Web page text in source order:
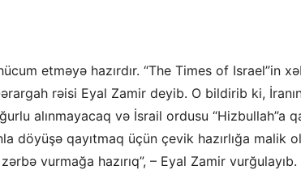
etməyə hazırdır. “The Times of Israel”in
rəisi Eyal Zamir deyib. O bildirib ki,
alınmayacaq və İsrail ordusu “Hizbullah”a
döyüşə qayıtmaq üçün çevik hazırlığa malik
vurmağa hazırıq”, – Eyal Zamir